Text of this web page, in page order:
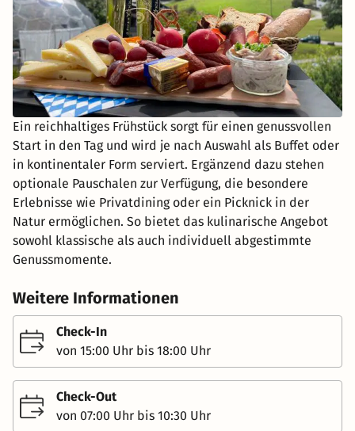
Ein reichhaltiges Frühstück sorgt für einen genussvollen
Start in den Tag und wird je nach Auswahl als Buffet oder
in kontinentaler Form serviert. Ergänzend dazu stehen
optionale Pauschalen zur Verfügung, die besondere
Erlebnisse wie Privatdining oder ein Picknick in der
Natur ermöglichen. So bietet das kulinarische Angebot
sowohl klassische als auch individuell abgestimmte
Genussmomente.
Weitere Informationen
Check-In
von 15:00 Uhr bis 18:00 Uhr
Check-Out
von 07:00 Uhr bis 10:30 Uhr